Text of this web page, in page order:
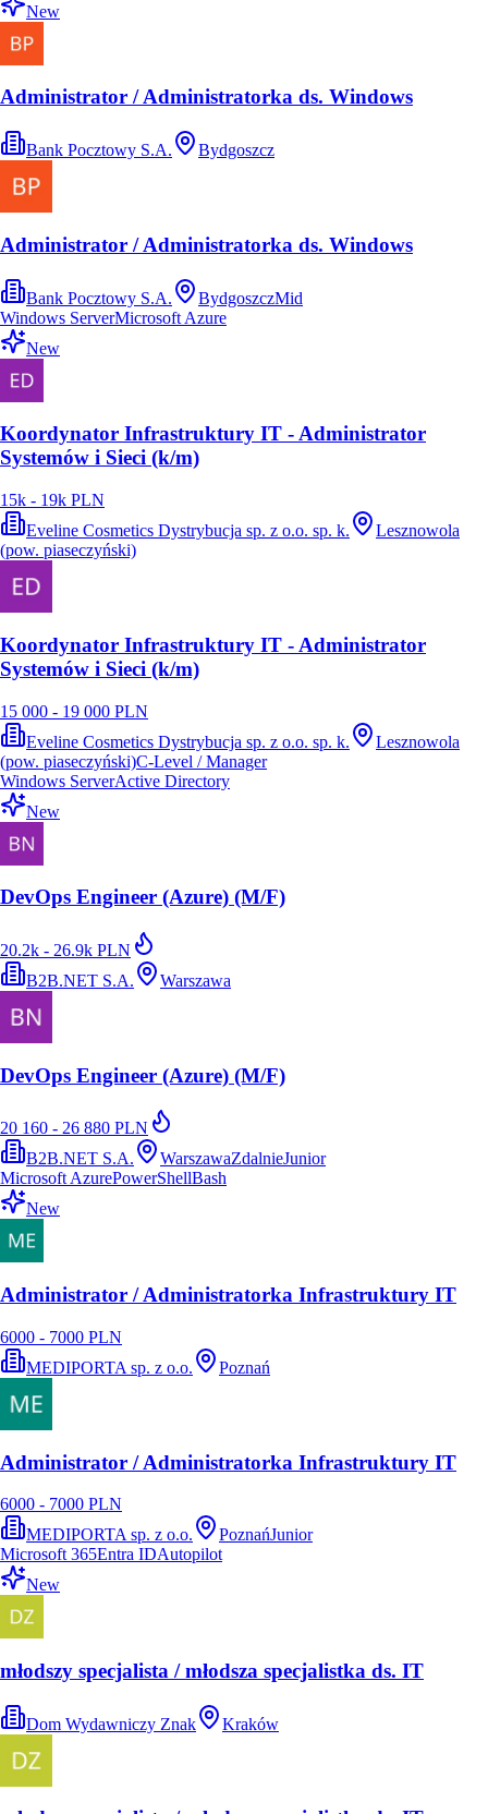
New
Administrator / Administratorka ds. Windows
Bank Pocztowy S.A. Bydgoszcz
Administrator / Administratorka ds. Windows
Bank Pocztowy S.A. BydgoszczMid
Windows ServerMicrosoft Azure
New
Koordynator Infrastruktury IT - Administrator
Systemów i Sieci (k/m)
15k - 19k PLN
Eveline Cosmetics Dystrybucja sp. z o.o. sp. k.
Lesznowola
(pow. piaseczyński)
Koordynator Infrastruktury IT - Administrator
Systemów i Sieci (k/m)
15 000 - 19 000 PLN
Eveline Cosmetics Dystrybucja sp. z o.o. sp. k.
Lesznowola
(pow. piaseczyński)C-Level / Manager
Windows ServerActive Directory
New
DevOps Engineer (Azure) (M/F)
20.2k - 26.9k PLN
B2B.NET S.A.
Warszawa
DevOps Engineer (Azure) (M/F)
20 160 - 26 880 PLN
B2B.NET S.A.
WarszawaZdalnieJunior
Microsoft AzurePowerShellBash
New
Administrator / Administratorka Infrastruktury IT
6000 - 7000 PLN
MEDIPORTA sp. z o.o.
Poznań
Administrator / Administratorka Infrastruktury IT
6000 - 7000 PLN
MEDIPORTA sp. z o.o.
PoznańJunior
Microsoft 365Entra IDAutopilot
New
młodszy specjalista / młodsza specjalistka ds. IT
Dom Wydawniczy Znak Kraków